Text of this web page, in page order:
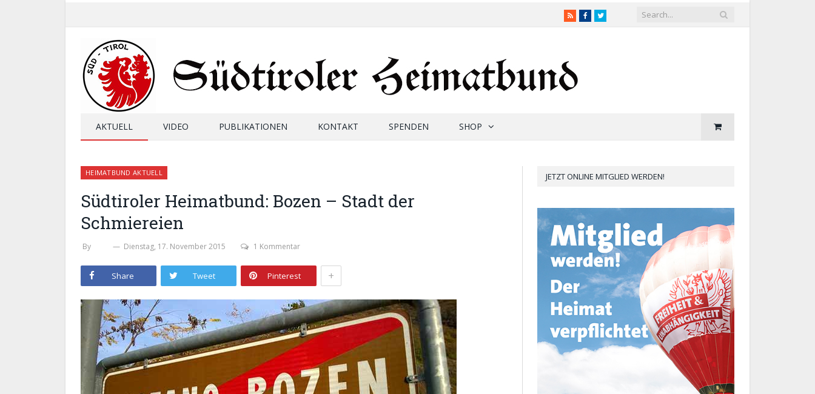
RSSFacebookTwitter
AKTUELL VIDEO PUBLIKATIONEN KONTAKT SPENDEN SHOP
HEIMATBUND AKTUELL
Südtiroler Heimatbund: Bozen – Stadt der
Schmiereien
By Dienstag, 17. November 2015 1 Kommentar
Share Tweet Pinterest +
JETZT ONLINE MITGLIED WERDEN!